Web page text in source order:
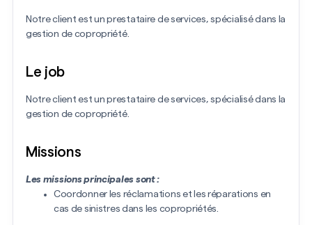
Notre client est un prestataire de services, spécialisé dans la
gestion de copropriété.
Le job
Notre client est un prestataire de services, spécialisé dans la
gestion de copropriété.
Missions
Les missions principales sont :
Coordonner les réclamations et les réparations en
cas de sinistres dans les copropriétés.